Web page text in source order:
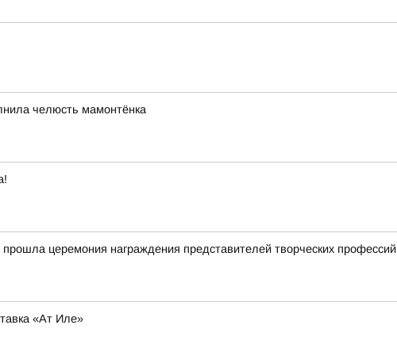
челюсть мамонтёнка
церемония награждения представителей творческих профессий
«Ат Иле»